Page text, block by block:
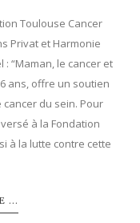
Toulouse Cancer
Privat et Harmonie
“Maman, le cancer et
ans, offre un soutien
du sein. Pour
à la Fondation
à la lutte contre cette
...